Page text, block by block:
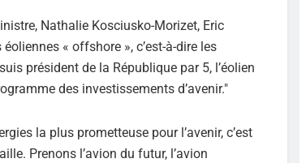
Nathalie Kosciusko-Morizet, Eric
« offshore », c’est-à-dire les
président de la République par 5, l’éolien
des investissements d’avenir."
la plus prometteuse pour l’avenir, c’est
Prenons l’avion du futur, l’avion